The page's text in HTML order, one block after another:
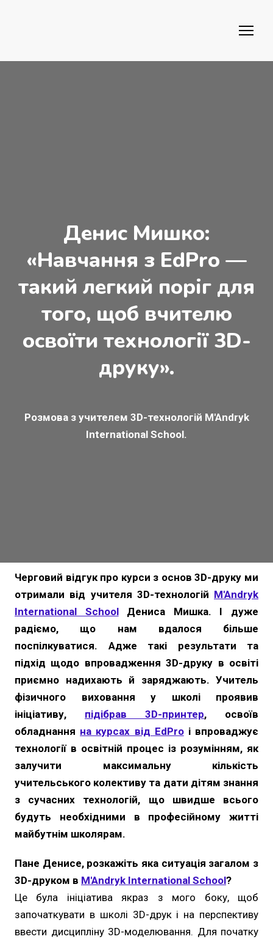
Денис Мишко:
«Навчання з EdPro —
такий легкий поріг для
того, щоб вчителю
освоїти технології 3D-
друку».
Розмова з учителем 3D-технологій M'Andryk
International School.
Черговий відгук про курси з основ 3D-друку ми
отримали від учителя 3D-технологій M'Andryk
International SchoolДениса Мишка. І дуже
радіємо, що нам вдалося більше
поспілкуватися. Адже такі результати та
підхід щодо впровадження 3D-друку в освіті
приємно надихають й заряджають. Учитель
фізичного виховання у школі проявив
ініціативу, підібрав 3D-принтер, освоїв
обладнання на курсах від EdProі впроваджує
технології в освітній процес із розумінням, як
залучити максимальну кількість
учительського колективу та дати дітям знання
з сучасних технологій, що швидше всього
будуть необхідними в професійному житті
майбутнім школярам.
Пане Денисе, розкажіть яка ситуація загалом з
3D-друком в M'Andryk International School?
Це була ініціатива якраз з мого боку, щоб
започаткувати в школі 3D-друк і на перспективу
ввести дисципліну 3D-моделювання. Для початку